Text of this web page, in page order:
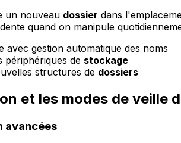
un nouveau dossier dans
quand on manipule
avec gestion automatique des noms
périphériques de stockage
structures de dossiers
et les modes de veille
avancées